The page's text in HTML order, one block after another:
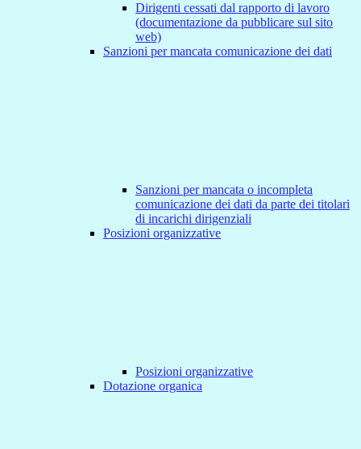
Dirigenti cessati dal rapporto di lavoro
(documentazione da pubblicare sul sito
web)
Sanzioni per mancata comunicazione dei dati
Sanzioni per mancata o incompleta
comunicazione dei dati da parte dei titolari
di incarichi dirigenziali
Posizioni organizzative
Posizioni organizzative
Dotazione organica